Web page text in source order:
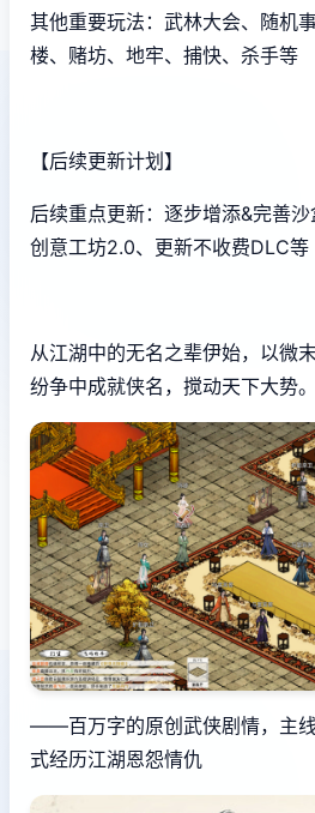
其他重要玩法：武林大会、随机
楼、赌坊、地牢、捕快、杀手等
【后续更新计划】
后续重点更新：逐步增添&完善
创意工坊2.0、更新不收费DLC等
从江湖中的无名之辈伊始，以微
纷争中成就侠名，搅动天下大势。
——百万字的原创武侠剧情，主
式经历江湖恩怨情仇